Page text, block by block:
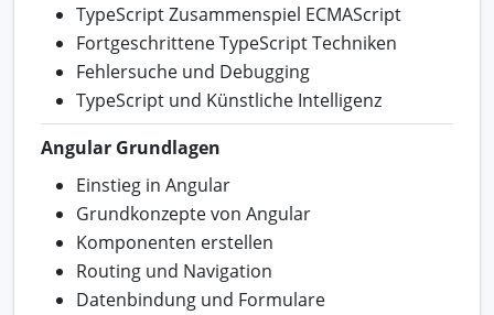
TypeScript Zusammenspiel ECMAScript
Fortgeschrittene TypeScript Techniken
Fehlersuche und Debugging
TypeScript und Künstliche Intelligenz
Angular Grundlagen
Einstieg in Angular
Grundkonzepte von Angular
Komponenten erstellen
Routing und Navigation
Datenbindung und Formulare